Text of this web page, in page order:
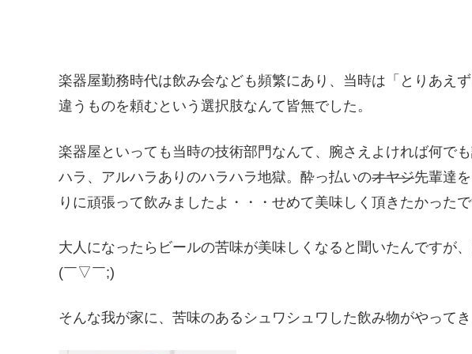
楽器屋勤務時代は飲み会なども頻繁にあり、当時は「とりあえ
違うものを頼むという選択肢なんて皆無でした。
楽器屋といっても当時の技術部門なんて、腕さえよければ何で
ハラ、アルハラありのハラハラ地獄。酔っ払いのオヤジ先輩達
りに頑張って飲みましたよ・・・せめて美味しく頂きたかった
大人になったらビールの苦味が美味しくなると聞いたんですが
(￣▽￣;)
そんな我が家に、苦味のあるシュワシュワした飲み物がやってき